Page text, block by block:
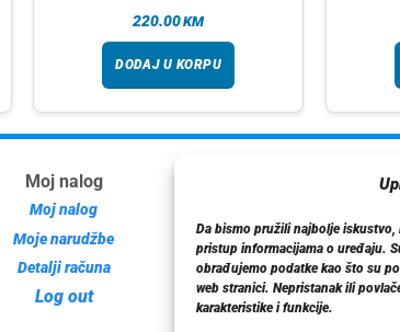
Da bismo pružili najbolje
pristup informacijama o uređaju.
obrađujemo podatke kao što su
web stranici. Nepristanak ili
karakteristike i funkcije.
220.00KM
DODAJ U KORPU
Moj nalog
Moj nalog
Moje narudžbe
Detalji računa
Log out
Dostava
Politika privatnosti
Kontakt